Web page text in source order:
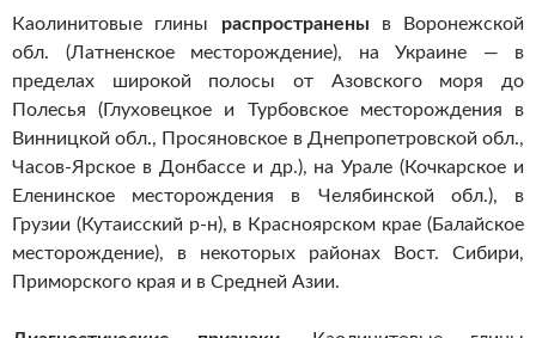
Каолинитовые глины распространены в Воронежской
обл. (Латненское месторождение), на Украине — в
пределах широкой полосы от Азовского моря до
Полесья (Глуховецкое и Турбовское месторождения в
Винницкой обл., Просяновское в Днепропетровской обл.,
Часов-Ярское в Донбассе и др.), на Урале (Кочкарское и
Еленинское месторождения в Челябинской обл.), в
Грузии (Кутаисский р-н), в Красноярском крае (Балайское
месторождение), в некоторых районах Вост. Сибири,
Приморского края и в Средней Азии.